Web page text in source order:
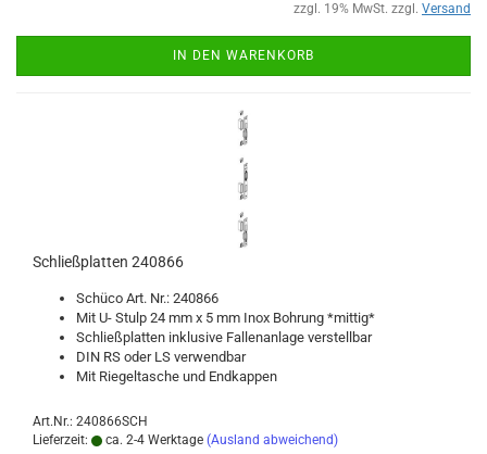
zzgl. 19% MwSt. zzgl. Versand
IN DEN WARENKORB
Schließ­plat­ten 240866
Schü­co Art. Nr.: 240866
Mit U- Stulp 24 mm x 5 mm Inox Boh­rung *mit­tig*
Schließ­plat­ten in­klu­si­ve Fal­len­an­la­ge ver­stell­bar
DIN RS oder LS ver­wend­bar
Mit Rie­gel­ta­sche und End­kap­pen
Art.Nr.: 240866SCH
Lieferzeit:
ca. 2-4 Werktage (Ausland abweichend)